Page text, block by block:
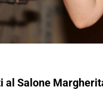
al Salone